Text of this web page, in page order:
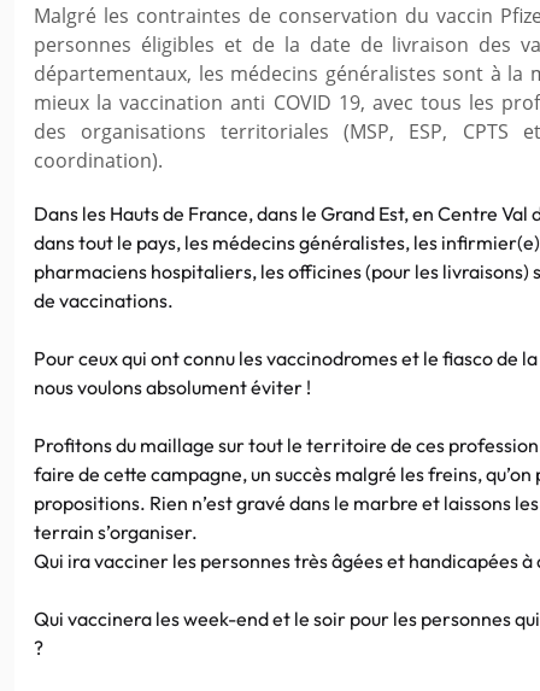
Malgré les contraintes de conservation du vaccin
personnes éligibles et de la date de livraison des
départementaux, les médecins généralistes sont à
mieux la vaccination anti COVID 19, avec tous les
des organisations territoriales (MSP, ESP,
coordination).
Dans les Hauts de France, dans le Grand Est, en Centre Val
dans tout le pays, les médecins généralistes, les
pharmaciens hospitaliers, les officines (pour les livraisons)
de vaccinations.
Pour ceux qui ont connu les vaccinodromes et le fiasco de la
nous voulons absolument éviter !
Profitons du maillage sur tout le territoire de ces
faire de cette campagne, un succès malgré les freins,
propositions. Rien n’est gravé dans le marbre et laissons
terrain s’organiser.
Qui ira vacciner les personnes très âgées et handicapées à
Qui vaccinera les week-end et le soir pour les personnes
?